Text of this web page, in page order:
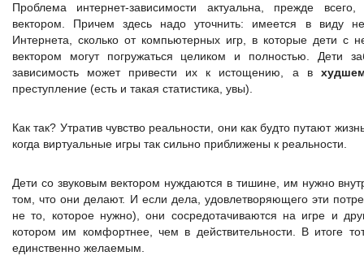
Проблема интернет-зависимости актуальна, прежде
вектором. Причем здесь надо уточнить: имеется в виду
Интернета, сколько от компьютерных игр, в которые дети с
вектором могут погружаться целиком и полностью. Дети
зависимость может привести их к истощению, а в
преступление (есть и такая статистика, увы).
Как так? Утратив чувство реальности, они как будто путают
когда виртуальные игры так сильно приближены к реальности.
Дети со звуковым вектором нуждаются в тишине, им нужно
том, что они делают. И если дела, удовлетворяющего эти
не то, которое нужно), они сосредотачиваются на игре и
котором им комфортнее, чем в действительности. В итоге
единственно желаемым.